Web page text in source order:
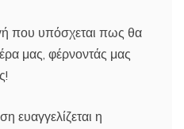
που υπόσχεται πως θα
μας, φέρνοντάς μας
ευαγγελίζεται η